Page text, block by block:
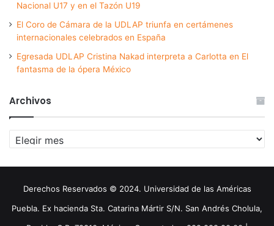
Nacional U17 y en el Tazón U19
El Coro de Cámara de la UDLAP triunfa en certámenes
internacionales celebrados en España
Egresada UDLAP Cristina Nakad interpreta a Carlotta en El
fantasma de la ópera México
Archivos
Archivos
Derechos Reservados © 2024. Universidad de las Américas
Puebla. Ex hacienda Sta. Catarina Mártir S/N. San Andrés Cholula,